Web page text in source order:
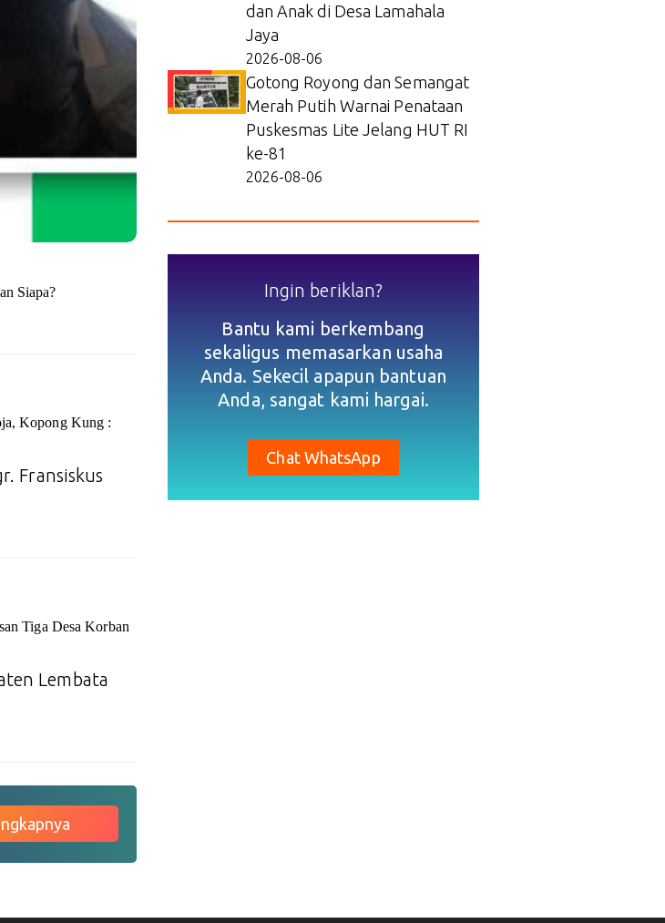
Siapa?
Kopong Kung :
Fransiskus
Tiga Desa Korban
Lembata
dan Anak di Desa Lamahala
Jaya
2026-08-06
Gotong Royong dan Semangat
Merah Putih Warnai Penataan
Puskesmas Lite Jelang HUT RI
ke-81
2026-08-06
Ingin beriklan?
Bantu kami berkembang
sekaligus memasarkan usaha
Anda. Sekecil apapun bantuan
Anda, sangat kami hargai.
Chat WhatsApp